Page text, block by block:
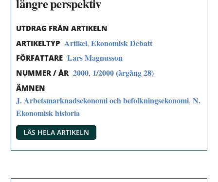
längre perspektiv
UTDRAG FRÅN ARTIKELN
ARTIKELTYP Artikel,Ekonomisk Debatt
FÖRFATTARE Lars Magnusson
NUMMER / ÅR 2000, 1/2000 (årgång 28)
ÄMNEN
J. Arbetsmarknadsekonomi och befolkningsekonomi,N.
Ekonomisk historia
LÄS HELA ARTIKELN